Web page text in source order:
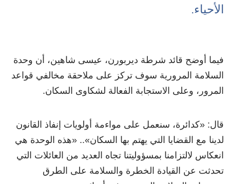
الأحياء.
فيما أوضح قائد شرطة ديربورن، عيسى شاهين، أن وحدة
السلامة المرورية سوف تركز على ملاحقة مخالفي قواعد
المرور، وعلى الاستجابة الفعالة لشكاوى السكان.
قال: «كدائرة، سنعمل على مواءمة أولويات إنفاذ القانون
لدينا مع القضايا التي يهتم بها السكان».
.
«هذه الوحدة هي
انعكاس لالتزامنا بمسؤوليتنا تجاه العديد من العائلات التي
تحدثت عن القيادة الخطرة والسلامة على الطرق